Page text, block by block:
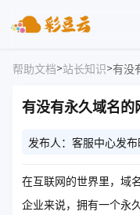
帮助文档>站长知识>有没
有没有永久域名的
发布人：客服中心发布
在互联网的世界里，域
企业来说，拥有一个永